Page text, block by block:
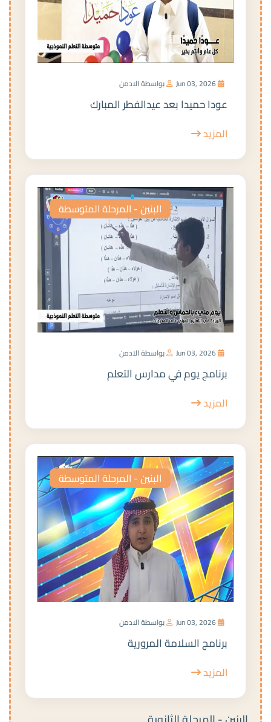
بواسطة الادمن
عودا حميدا بعد عيدالفطر المبارك
المزيد
البنين - المرحلة المتوسطة
بواسطة الادمن
برنامج يوم في مدارس التعلم
المزيد
البنين - المرحلة المتوسطة
بواسطة الادمن
برنامج السلامة المرورية
المزيد